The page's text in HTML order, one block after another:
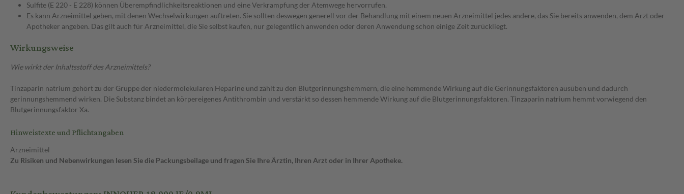
Sulfite (E 220 - E 228) können Überempfindlichkeitsreaktionen und eine Verkrampfung der Atemwege hervorrufen.
Es kann Arzneimittel geben, mit denen Wechselwirkungen auftreten. Sie sollten deswegen generell vor der Behandlung mit einem neuen Arzneimittel jedes andere, das Sie bereits anwenden, dem Arzt oder
Apotheker angeben. Das gilt auch für Arzneimittel, die Sie selbst kaufen, nur gelegentlich anwenden oder deren Anwendung schon einige Zeit zurückliegt.
Wirkungsweise
Wie wirkt der Inhaltsstoff des Arzneimittels?
Tinzaparin natrium gehört zu der Gruppe der niedermolekularen Heparine und zählt zu den Blutgerinnungshemmern, die eine hemmende Wirkung auf die Gerinnungsfaktoren ausüben und dadurch
gerinnungshemmend wirken. Die Substanz bindet an körpereigenes Antithrombin und verstärkt so dessen hemmende Wirkung auf die Blutgerinnungsfaktoren. Tinzaparin natrium hemmt vorwiegend den
Blutgerinnungsfaktor Xa.
Hinweistexte und Pflichtangaben
Arzneimittel
Zu Risiken und Nebenwirkungen lesen Sie die Packungsbeilage und fragen Sie Ihre Ärztin, Ihren Arzt oder in Ihrer Apotheke.